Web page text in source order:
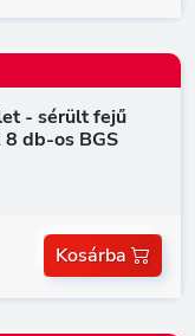
- sérült fejű
db-os BGS
Kosárba